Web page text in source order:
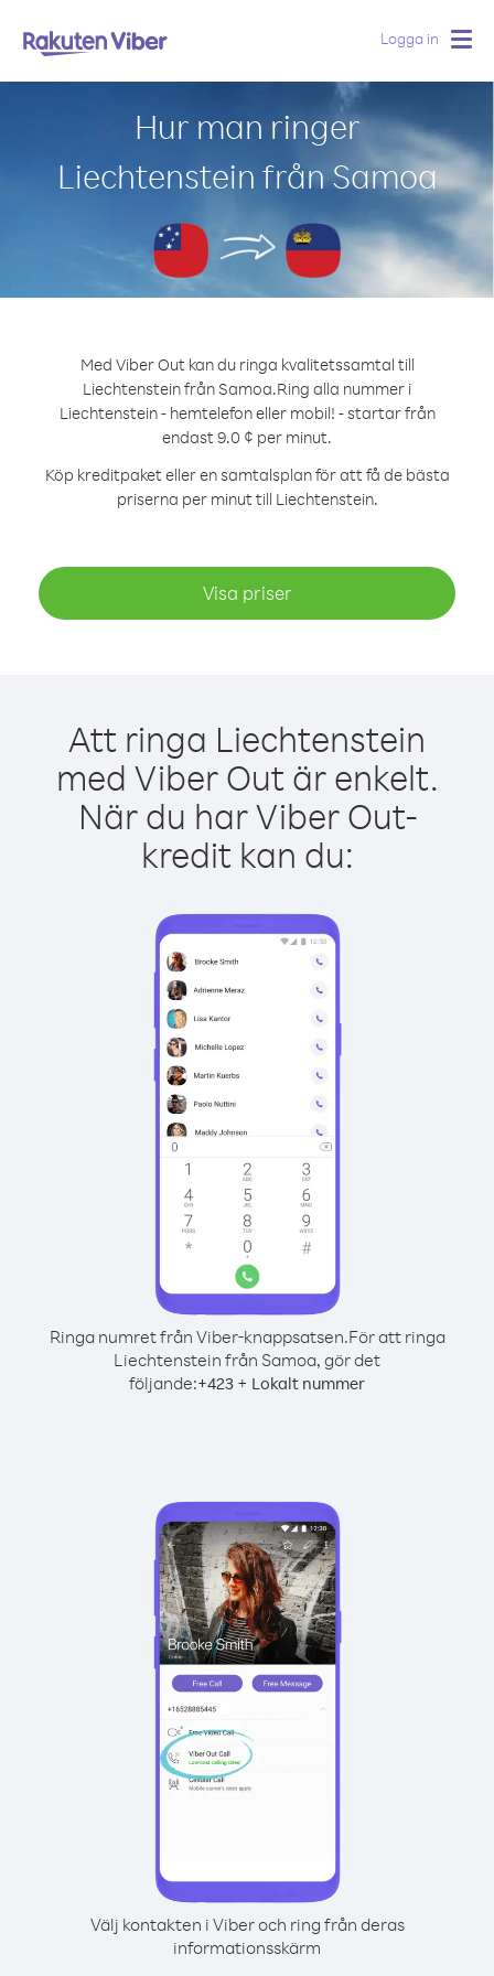
Logga in
Hur man ringer
Liechtenstein från Samoa
Med Viber Out kan du ringa kvalitetssamtal till
Liechtenstein från Samoa.Ring alla nummer i
Liechtenstein - hemtelefon eller mobil! - startar från
endast 9.0 ¢ per minut.
Köp kreditpaket eller en samtalsplan för att få de bästa
priserna per minut till Liechtenstein.
Visa priser
Att ringa Liechtenstein
med Viber Out är enkelt.
När du har Viber Out-
kredit kan du:
Ringa numret från Viber-knappsatsen.För att ringa
Liechtenstein från Samoa, gör det
följande:+423 + Lokalt nummer
Välj kontakten i Viber och ring från deras
informationsskärm